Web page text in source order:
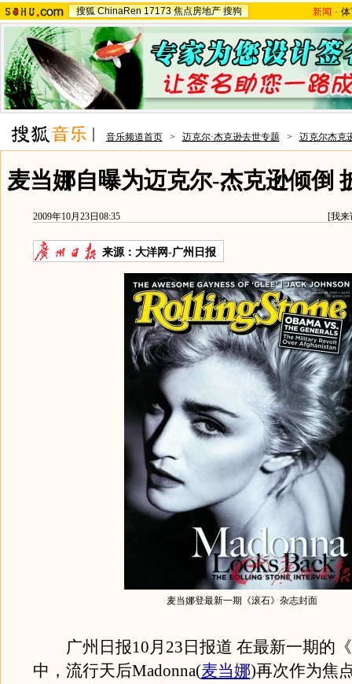
搜狐 ChinaRen 17173 焦点房地产 搜狗 新闻 -
音乐频道首页 > 迈克尔·杰克逊去世专题 > 迈克尔杰克
麦当娜自曝为迈克尔-杰克逊倾倒
2009年10月23日08:35 [我来
来源： 大洋网-广州日报
麦当娜登最新一期《滚石》杂志封面
广州日报10月23日报道 在最新一期的
中，流行天后Madonna(麦当娜)再次作为焦